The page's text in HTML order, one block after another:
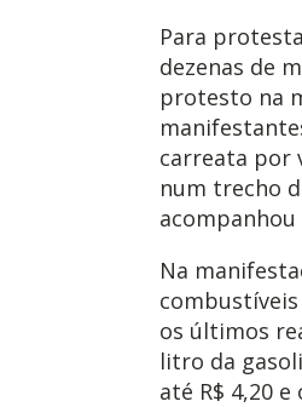
Para
dezenas de
protesto na
carreata por
num trecho
Na
os últimos
litro da
até R$ 4,20 e